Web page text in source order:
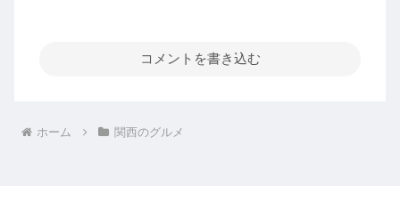
コメントを書き込む
ホーム 関西のグルメ